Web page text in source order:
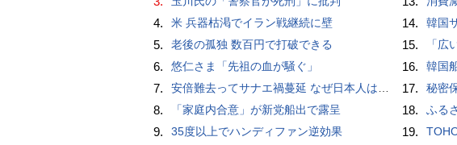
4. 米 兵器枯渇でイラン戦継続に壁
5. 老後の孤独 数百円で打破できる
6. 悠仁さま「先祖の血が騒ぐ」
7. 安倍難去ってサナエ禍蔓延 なぜ日本人は妙ちくりんな女に騙されてしまったのか（適菜収）
8. 「家庭内合意」が新党船出で露呈
9. 35度以上でハンディファン逆効果
14. 韓国
15. 「広
16. 韓国
17. 秘密保護法成
18. ふるさと納
19.